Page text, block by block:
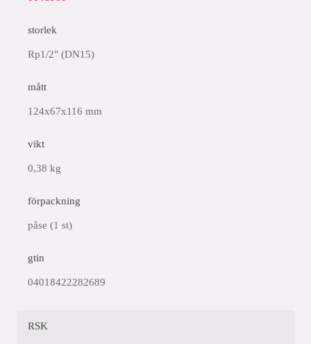
storlek
Rp1/2" (DN15)
mått
124x67x116 mm
vikt
0,38 kg
förpackning
påse (1 st)
gtin
04018422282689
RSK